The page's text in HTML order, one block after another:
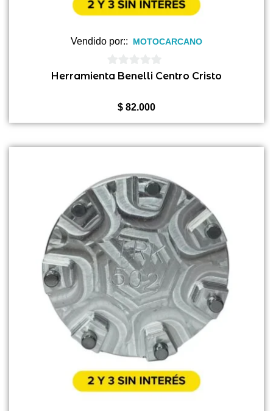
Vendido por:: MOTOCARCANO
0
Herramienta Benelli Centro Cristo
$ 82.000